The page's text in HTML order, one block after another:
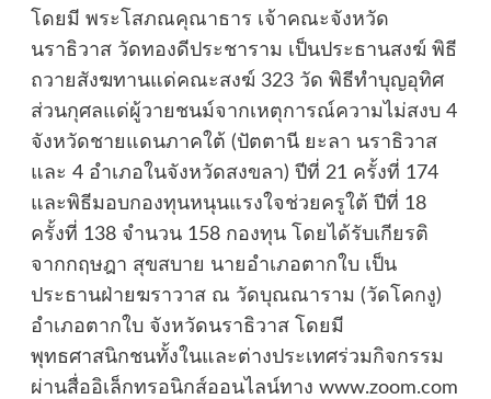
โดยมี พระโสภณคุณาธาร เจ้าคณะจังหวัด
นราธิวาส วัดทองดีประชาราม เป็นประธานสงฆ์ พิธี
ถวายสังฆทานแด่คณะสงฆ์ 323 วัด พิธีทำบุญอุทิศ
ส่วนกุศลแด่ผู้วายชนม์จากเหตุการณ์ความไม่สงบ 4
จังหวัดชายแดนภาคใต้ (ปัตตานี ยะลา นราธิวาส
และ 4 อำเภอในจังหวัดสงขลา) ปีที่ 21 ครั้งที่ 174
และพิธีมอบกองทุนหนุนแรงใจช่วยครูใต้ ปีที่ 18
ครั้งที่ 138 จำนวน 158 กองทุน โดยได้รับเกียรติ
จากกฤษฎา สุขสบาย นายอำเภอตากใบ เป็น
ประธานฝ่ายฆราวาส ณ วัดบุณณาราม (วัดโคกงู)
อำเภอตากใบ จังหวัดนราธิวาส โดยมี
พุทธศาสนิกชนทั้งในและต่างประเทศร่วมกิจกรรม
ผ่านสื่ออิเล็กทรอนิกส์ออนไลน์ทาง www.zoom.com